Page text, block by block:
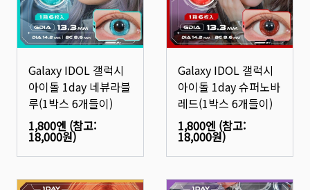
Galaxy IDOL 갤럭시
아이돌 1day 네뷰라블
루(1박스 6개들이)
1,800엔 (참고:
18,000원)
Galaxy IDOL 갤럭시
아이돌 1day 슈퍼노바
레드(1박스 6개들이)
1,800엔 (참고:
18,000원)